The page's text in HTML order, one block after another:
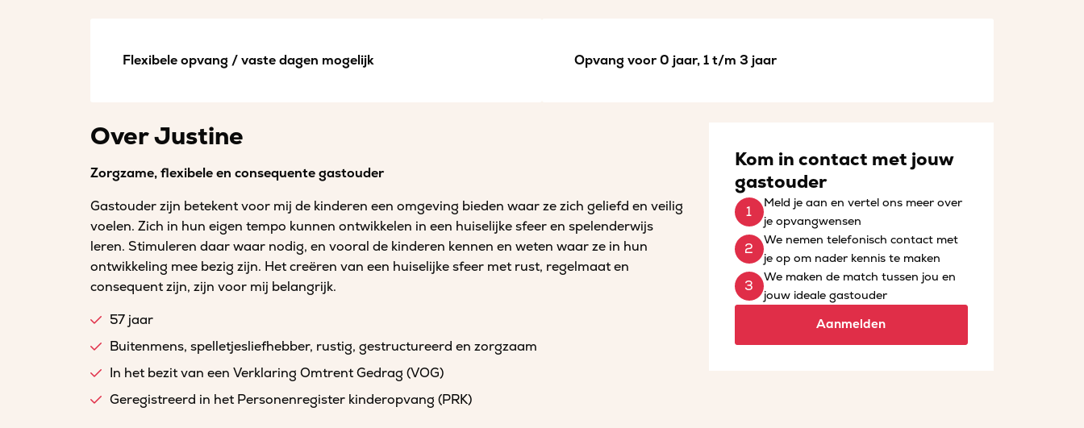
Flexibele opvang / vaste dagen mogelijk Opvang voor 0 jaar, 1 t/m 3 jaar
Over Justine
Zorgzame, flexibele en consequente gastouder
Gastouder zijn betekent voor mij de kinderen een omgeving bieden waar ze zich geliefd en veilig
voelen. Zich in hun eigen tempo kunnen ontwikkelen in een huiselijke sfeer en spelenderwijs
leren. Stimuleren daar waar nodig, en vooral de kinderen kennen en weten waar ze in hun
ontwikkeling mee bezig zijn. Het creëren van een huiselijke sfeer met rust, regelmaat en
consequent zijn, zijn voor mij belangrijk.
57 jaar
Buitenmens, spelletjesliefhebber, rustig, gestructureerd en zorgzaam
In het bezit van een Verklaring Omtrent Gedrag (VOG)
Geregistreerd in het Personenregister kinderopvang (PRK)
Kom in contact met jouw
gastouder
Meld je aan en vertel ons meer over
je opvangwensen
We nemen telefonisch contact met
je op om nader kennis te maken
We maken de match tussen jou en
jouw ideale gastouder
Aanmelden